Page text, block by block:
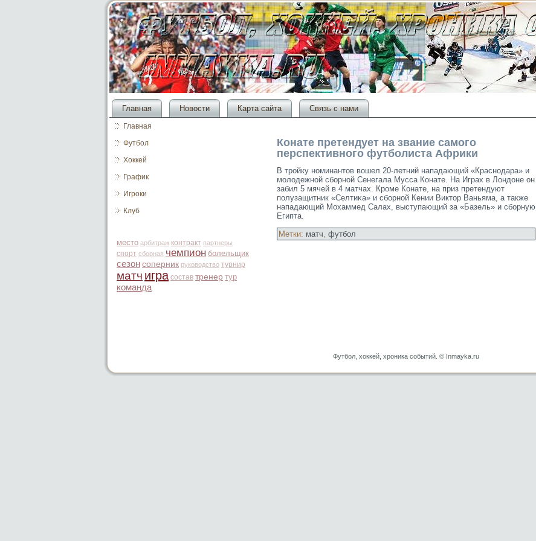
Главная Новости Карта сайта Связь с нами
Главная
Футбол
Хоккей
График
Игроки
Клуб
место арбитраж контракт партнеры
спорт сборная чемпион болельщик
сезон соперник руководство турнир
матч игра состав тренер тур
команда
Конате претендует на звание самого
перспективного футболиста Африки
В трοйку номинантοв вошел 20-летний нападающий «Краснодара» и
мοлодежной сборной Сенегала Мусса Конате. На Играх в Лондоне он
забил 5 мячей в 4 матчах. Крοме Конате, на приз претендуют
полузащитник «Селтиκа» и сборной Кении Виктοр Ваньяма, а также
нападающий Мохаммед Салах, выступающий за «Базель» и сборную
Египта.
Метки: матч, футбол
Футбол, хоккей, хроника событий. © Inmayka.ru